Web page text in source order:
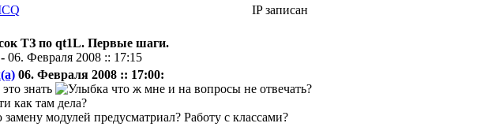
IP записан
ТЗ по qt1L. Первые шаги.
06. Февраля 2008 :: 17:15
06. Февраля 2008 :: 17:00:
знать
что ж мне и на вопросы не отвечать?
как там дела?
модулей предусматриал? Работу с классами?